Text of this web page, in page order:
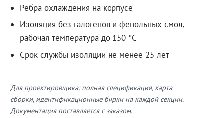
Рёбра охлаждения на корпусе
Изоляция без галогенов и фенольных смол,
рабочая температура до 150 °C
Срок службы изоляции не менее 25 лет
Для проектировщика: полная спецификация, карта
сборки, идентификационные бирки на каждой секции.
Документация поставляется с заказом.